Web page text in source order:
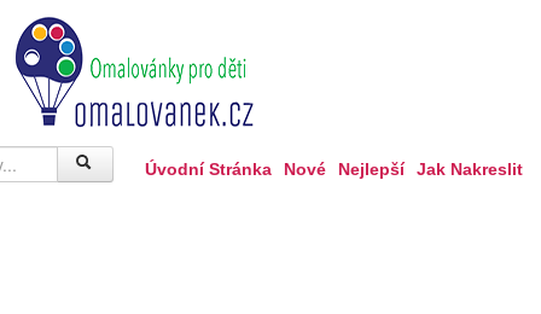
Úvodní Stránka Nové Nejlepší Jak Nakreslit